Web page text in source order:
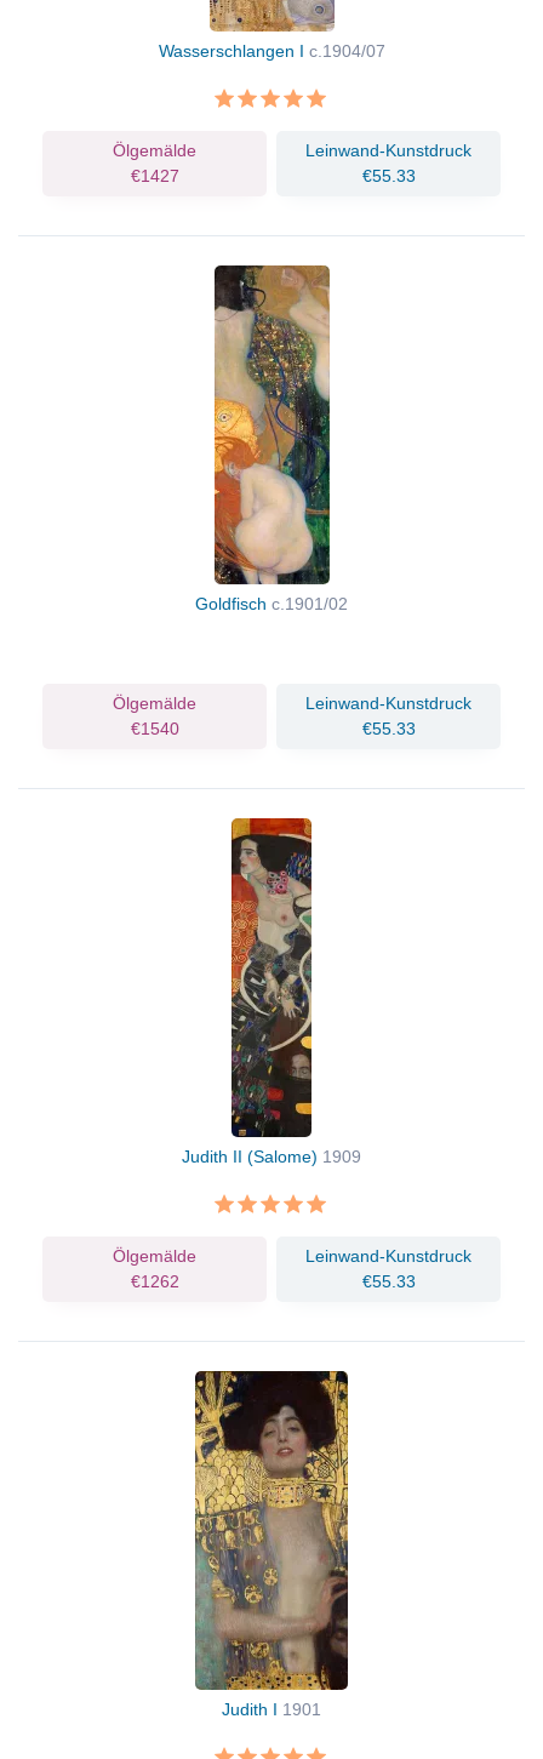
Wasserschlangen I c.1904/07
Ölgemälde
€1427
Leinwand-Kunstdruck
€55.33
Goldfisch c.1901/02
Ölgemälde
€1540
Leinwand-Kunstdruck
€55.33
Judith II (Salome) 1909
Ölgemälde
€1262
Leinwand-Kunstdruck
€55.33
Judith I 1901